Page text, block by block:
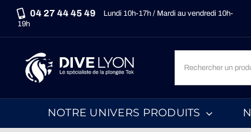
Passer
04 27 44 45 49
Lundi 10h-17h / Mardi au vendredi 10h-
19h
un
produit,
une
marque,
une
NOTRE UNIVERS PRODUITS